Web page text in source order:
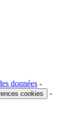
données -
cookies
-